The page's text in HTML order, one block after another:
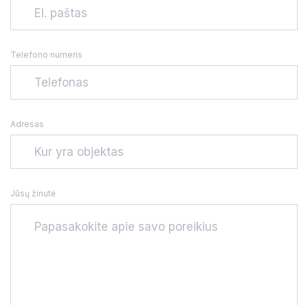
Telefono numeris
Adresas
Jūsų žinutė